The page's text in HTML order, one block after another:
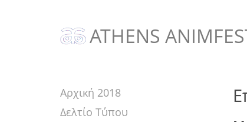
ATHENS
Αρχική 2018
Δελτίο Τύπου